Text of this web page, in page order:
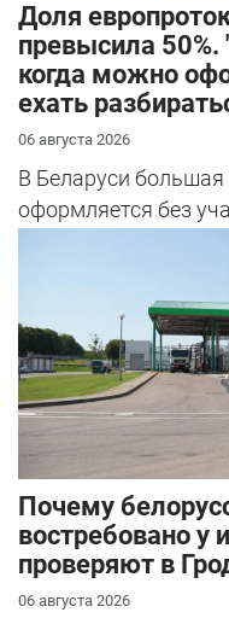
Доля
превысила
когда можно
ехать
06 августа 2026
В Беларуси
оформляется без
Почему
востребовано у
проверяют в
06 августа 2026